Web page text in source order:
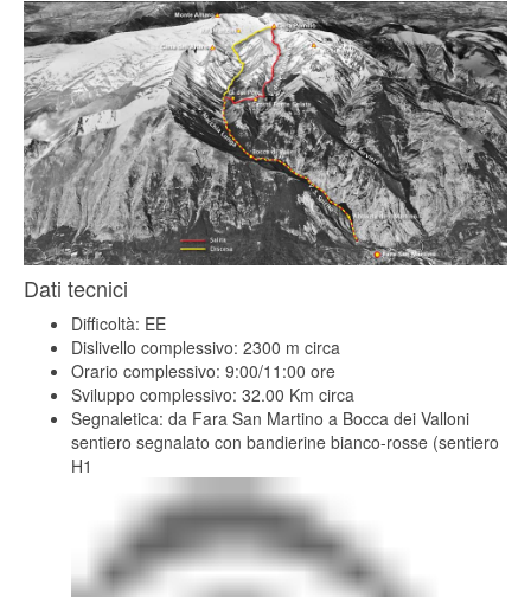
Dati tecnici
Difficoltà: EE
Dislivello complessivo: 2300 m circa
Orario complessivo: 9:00/11:00 ore
Sviluppo complessivo: 32.00 Km circa
Segnaletica: da Fara San Martino a Bocca dei Valloni
sentiero segnalato con bandierine bianco-rosse (sentiero
H1